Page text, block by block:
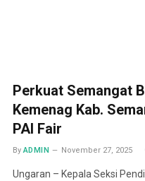
Perkuat Semangat
Kemenag Kab.
PAI Fair
By ADMIN November 27, 2025
Ungaran – Kepala Seksi